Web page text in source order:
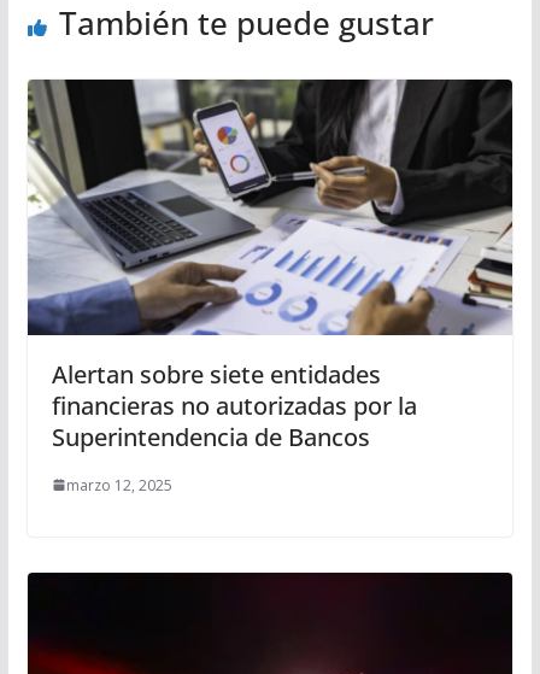
También te puede gustar
Alertan sobre siete entidades
financieras no autorizadas por la
Superintendencia de Bancos
marzo 12, 2025